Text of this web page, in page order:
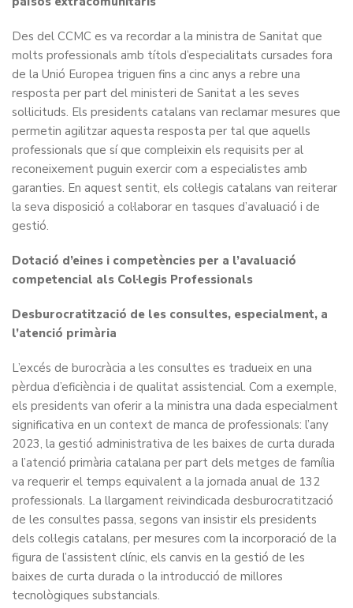
Des del CCMC es va recordar a la ministra de Sanitat que
molts professionals amb títols d’especialitats cursades fora
de la Unió Europea triguen fins a cinc anys a rebre una
resposta per part del ministeri de Sanitat a les seves
sol·licituds. Els presidents catalans van reclamar mesures que
permetin agilitzar aquesta resposta per tal que aquells
professionals que sí que compleixin els requisits per al
reconeixement puguin exercir com a especialistes amb
garanties. En aquest sentit, els col·legis catalans van reiterar
la seva disposició a col·laborar en tasques d’avaluació i de
gestió.
Dotació d’eines i competències per a l’avaluació
competencial als Col·legis Professionals
Desburocratització de les consultes, especialment, a
l’atenció primària
L’excés de burocràcia a les consultes es tradueix en una
pèrdua d’eficiència i de qualitat assistencial. Com a exemple,
els presidents van oferir a la ministra una dada especialment
significativa en un context de manca de professionals: l’any
2023, la gestió administrativa de les baixes de curta durada
a l’atenció primària catalana per part dels metges de família
va requerir el temps equivalent a la jornada anual de 132
professionals. La llargament reivindicada desburocratització
de les consultes passa, segons van insistir els presidents
dels col·legis catalans, per mesures com la incorporació de la
figura de l’assistent clínic, els canvis en la gestió de les
baixes de curta durada o la introducció de millores
tecnològiques substancials.